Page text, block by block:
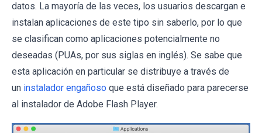
datos. La mayoría de las veces, los usuarios descargan e
instalan aplicaciones de este tipo sin saberlo, por lo que
se clasifican como aplicaciones potencialmente no
deseadas (PUAs, por sus siglas en inglés). Se sabe que
esta aplicación en particular se distribuye a través de
un instalador engañoso que está diseñado para parecerse
al instalador de Adobe Flash Player.